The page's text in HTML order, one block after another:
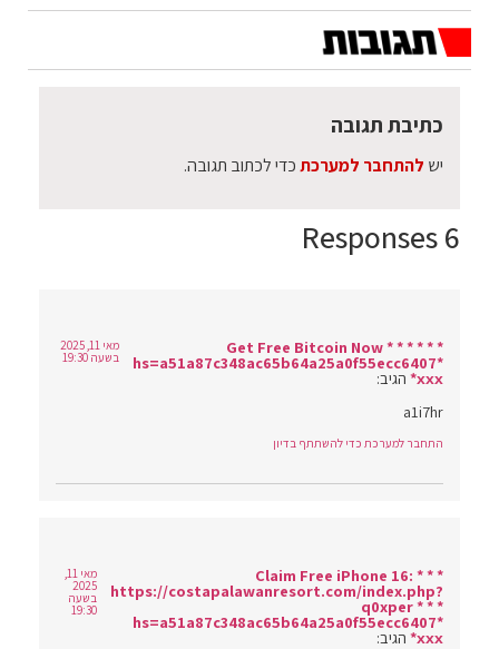
6 Responses
* * * Get Free Bitcoin Now * * *
hs=a51a87c348ac65b64a25a0f55ecc6407*
ххх* הגיב:
מאי 11, 2025
בשעה 19:30
a1i7hr
התחבר למערכת כדי להשתתף בדיון
* * * Claim Free iPhone 16:
https://costapalawanresort.com/index.php?
q0xper * * *
hs=a51a87c348ac65b64a25a0f55ecc6407*
ххх* הגיב:
2025
בשעה
19:30
כתיבת תגובה
יש להתחבר למערכתכדי לכתוב תגובה.